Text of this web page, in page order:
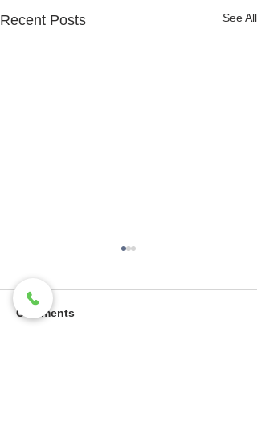
Recent Posts See All
Comments